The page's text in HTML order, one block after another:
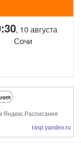
, 10 августа
Сочи
Яндекс.Расписания
rasp.yandex.ru